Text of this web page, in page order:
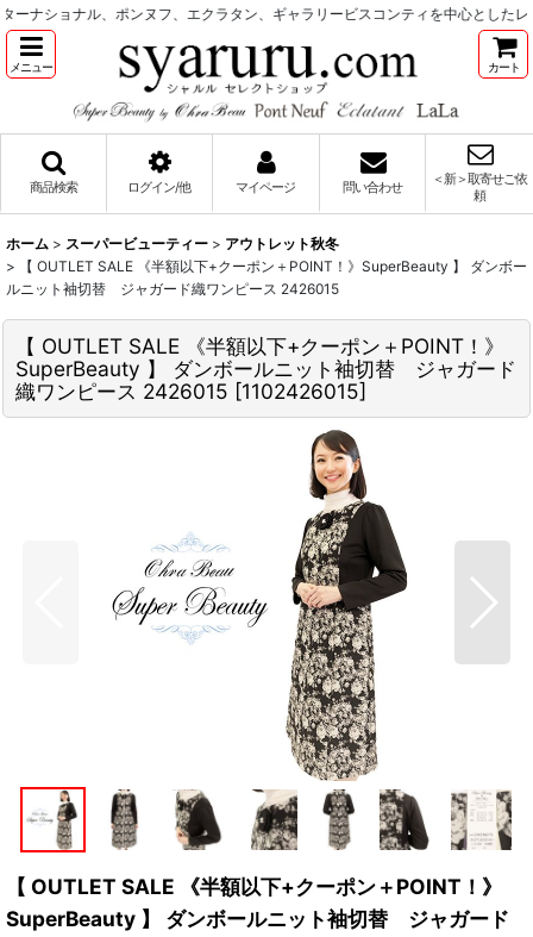
ナショナル、ポンヌフ、エクラタン、ギャラリービスコンティを中心としたレデ
メニュー カート
商品検索 ログイン/他 マイページ 問い合わせ
＜新＞取寄せご依
頼
ホーム > スーパービューティー > アウトレット秋冬
>
【 OUTLET SALE 《半額以下+クーポン＋POINT！》SuperBeauty 】 ダンボー
ルニット袖切替 ジャガード織ワンピース 2426015
【 OUTLET SALE 《半額以下+クーポン＋POINT！》
SuperBeauty 】 ダンボールニット袖切替 ジャガード
織ワンピース 2426015 [1102426015]
【 OUTLET SALE 《半額以下+クーポン＋POINT！》
SuperBeauty 】 ダンボールニット袖切替 ジャガード